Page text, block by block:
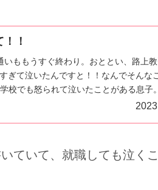
！
ももうすぐ終わり。おととい、路上教
ぎて泣いたんですと！！なんでそんな
でも怒られて泣いたことがある息子
ていて、就職しても泣く